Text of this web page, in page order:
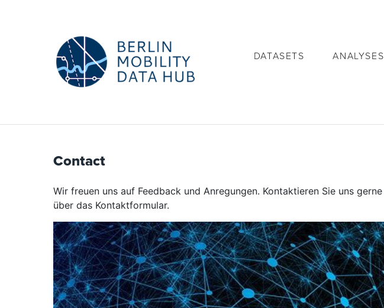
DATASETS ANALYSES
Contact
Wir freuen uns auf Feedback und Anregungen. Kontaktieren Sie uns gerne
über das Kontaktformular.